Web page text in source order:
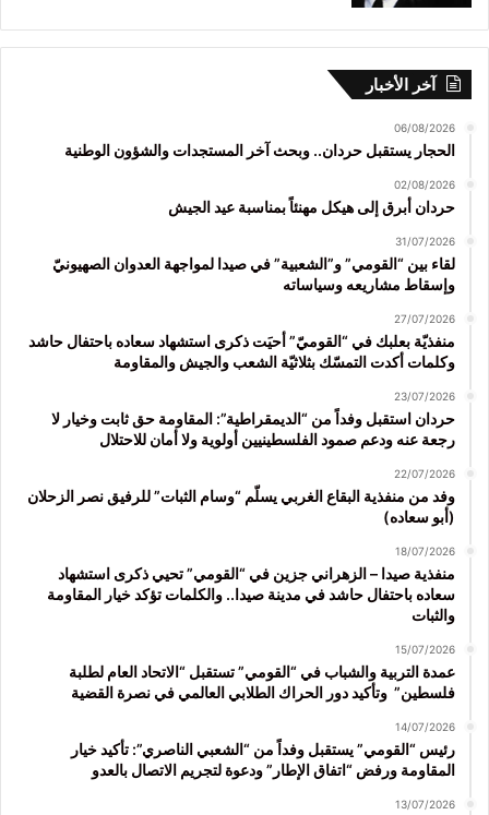
آخر الأخبار
06/08/2026
الحجار يستقبل حردان.. وبحث آخر المستجدات والشؤون الوطنية
02/08/2026
حردان أبرق إلى هيكل مهنئاً بمناسبة عيد الجيش
31/07/2026
لقاء بين “القومي” و”الشعبية” في صيدا لمواجهة العدوان الصهيونيّ
وإسقاط مشاريعه وسياساته
27/07/2026
منفذيّة بعلبك في “القوميّ” أحيَت ذكرى استشهاد سعاده باحتفال حاشد
وكلمات أكدت التمسّك بثلاثيّة الشعب والجيش والمقاومة
23/07/2026
حردان استقبل وفداً من “الديمقراطية”: المقاومة حق ثابت وخيار لا
رجعة عنه ودعم صمود الفلسطينيين أولوية ولا أمان للاحتلال
22/07/2026
وفد من منفذية البقاع الغربي يسلّم “وسام الثبات” للرفيق نصر الزحلان
(أبو سعاده)
18/07/2026
منفذية صيدا – الزهراني جزين في “القومي” تحيي ذكرى استشهاد
سعاده باحتفال حاشد في مدينة صيدا.. والكلمات تؤكد خيار المقاومة
والثبات
15/07/2026
عمدة التربية والشباب في “القومي” تستقبل “الاتحاد العام لطلبة
فلسطين” وتأكيد دور الحراك الطلابي العالمي في نصرة القضية
14/07/2026
رئيس “القومي” يستقبل وفداً من “الشعبي الناصري”: تأكيد خيار
المقاومة ورفض “اتفاق الإطار” ودعوة لتجريم الاتصال بالعدو
13/07/2026